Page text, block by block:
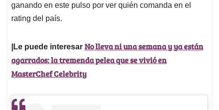
ganando en este pulso por ver quién comanda en el
rating del país.
|Le puede interesar No lleva ni una semana y ya están
agarrados: la tremenda pelea que se vivió en
MasterChef Celebrity